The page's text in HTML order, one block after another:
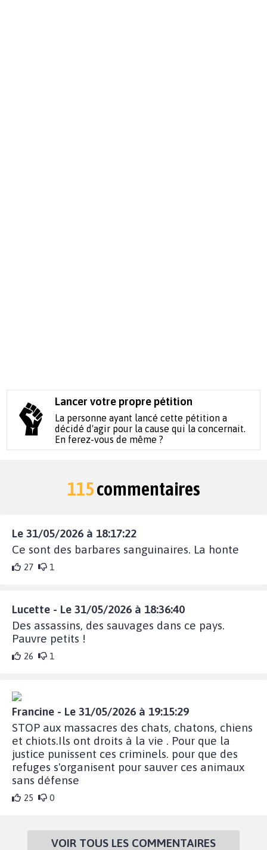
Lancer votre propre pétition
La personne ayant lancé cette pétition a
décidé d'agir pour la cause qui la concernait.
En ferez-vous de même ?
115commentaires
Le 31/05/2026 à 18:17:22
Ce sont des barbares sanguinaires. La honte
27 1
Lucette - Le 31/05/2026 à 18:36:40
Des assassins, des sauvages dans ce pays.
Pauvre petits !
26 1
Francine - Le 31/05/2026 à 19:15:29
STOP aux massacres des chats, chatons, chiens
et chiots.Ils ont droits à la vie . Pour que la
justice punissent ces criminels. pour que des
refuges s'organisent pour sauver ces animaux
sans défense
25 0
VOIR TOUS LES COMMENTAIRES